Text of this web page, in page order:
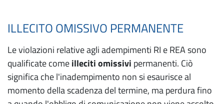
ILLECITO OMISSIVO PERMANENTE
Le violazioni relative agli adempimenti RI e REA sono
qualificate comeilleciti omissivi permanenti. Ciò
significa che l'inadempimento non si esaurisce al
momento della scadenza del termine, ma perdura fino